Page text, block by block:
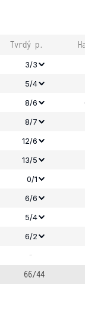
Tvrdý p.
3/3
5/4
8/6
8/7
12/6
13/5
0/1
6/6
5/4
6/2
-
66/44